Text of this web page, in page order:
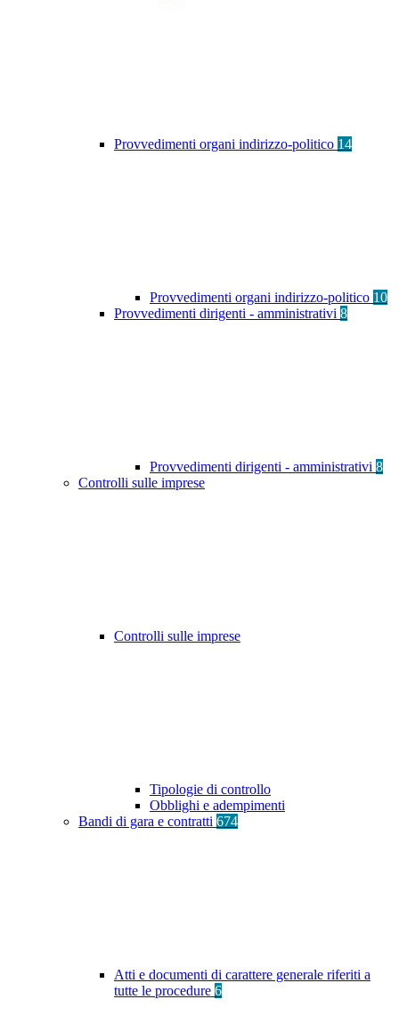
Provvedimenti organi indirizzo-politico 14
Provvedimenti organi indirizzo-politico 10
Provvedimenti dirigenti - amministrativi 8
Provvedimenti dirigenti - amministrativi 8
Controlli sulle imprese
Controlli sulle imprese
Tipologie di controllo
Obblighi e adempimenti
Bandi di gara e contratti 674
Atti e documenti di carattere generale riferiti a
tutte le procedure 6